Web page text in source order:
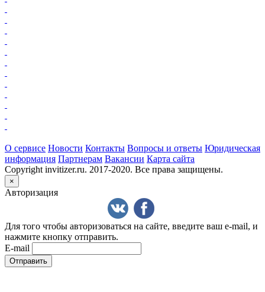
О сервисе Новости Контакты Вопросы и ответы Юридическая
информация Партнерам Вакансии Карта сайта
Copyright invitizer.ru. 2017-2020. Все права защищены.
×
Авторизация
Для того чтобы авторизоваться на сайте, введите ваш e-mail, и
нажмите кнопку отправить.
E-mail
Отправить